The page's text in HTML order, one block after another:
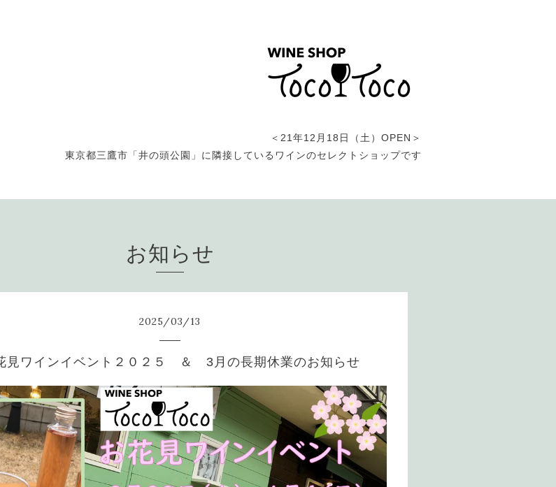
＜21年12月18日（土）OPEN＞
東京都三鷹市「井の頭公園」に隣接しているワインのセレクトショップです
お知らせ
2025/03/13
見ワインイベント２０２５ ＆ 3月の長期休業のお知らせ